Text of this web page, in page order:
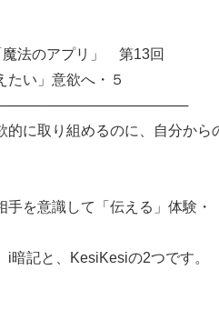
法のアプリ」 第13回
たい」意欲へ・５
的に取り組めるのに、自分か
手を意識して「伝える」体験・
i暗記と、KesiKesiの2つです。